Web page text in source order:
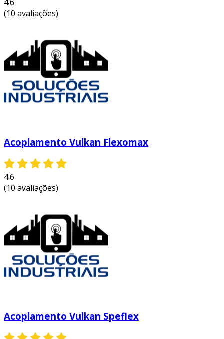
facilidade de instalação:
em resumo, o acoplamento flexível 5x8 é uma
solução eficaz e prática para a transmissão de
torque em diversas aplicações industriais.
entre em contato e solicite um orçamento
personalizado!
4.6
(10 avaliações)
Acoplamento Vulkan Flexomax
4.6
(10 avaliações)
Acoplamento Vulkan Speflex